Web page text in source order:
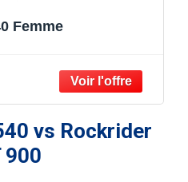
Femme
vs Rockrider
900